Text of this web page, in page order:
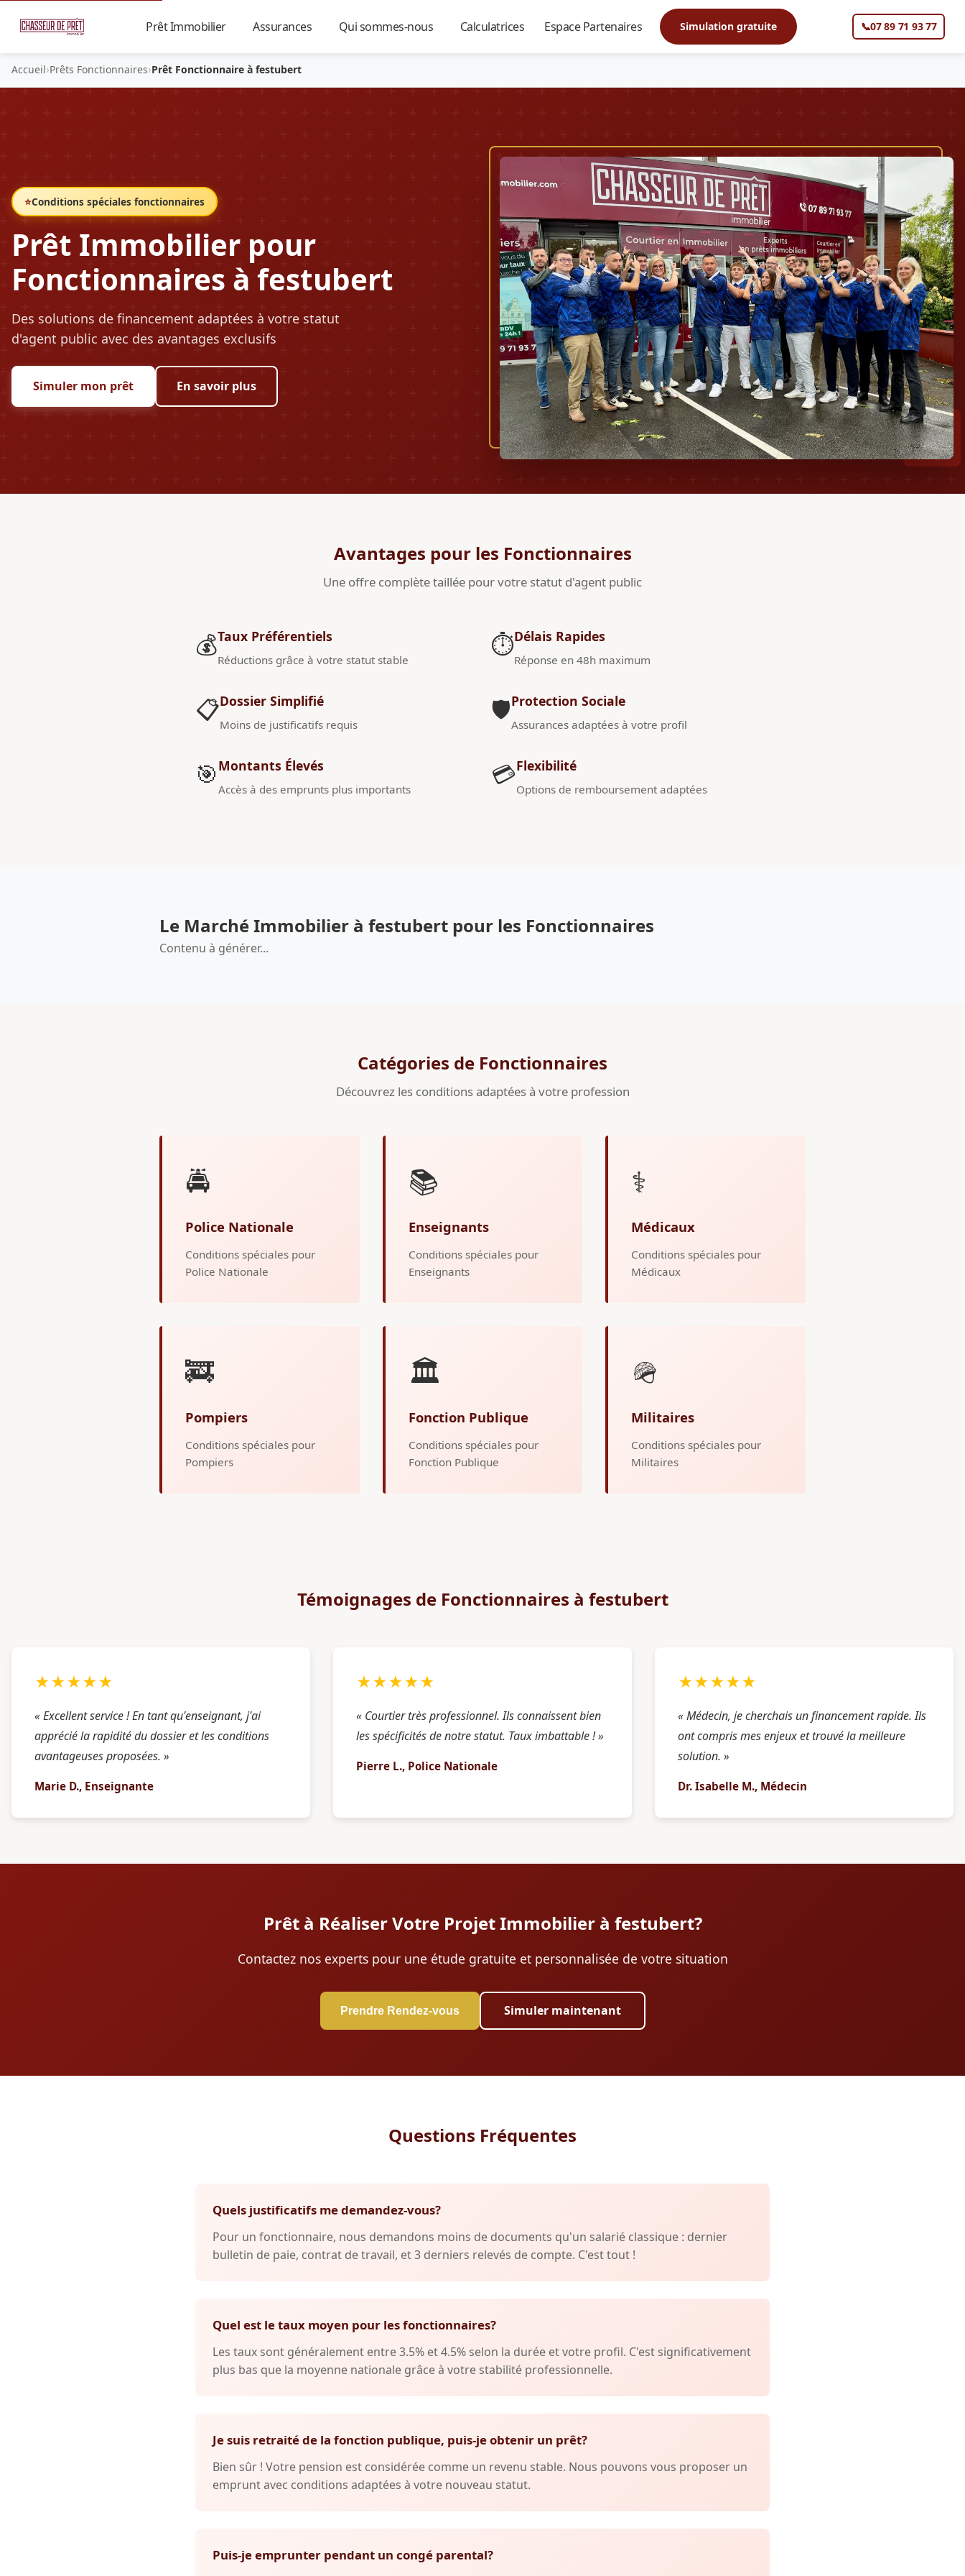
Prêt Immobilier Assurances Qui sommes-nous Calculatrices Espace Partenaires Simulation gratuite 📞07 89 71 93 77
Accueil›Prêts Fonctionnaires›Prêt Fonctionnaire à festubert
⭐Conditions spéciales fonctionnaires
Prêt Immobilier pour
Fonctionnaires à festubert
Des solutions de financement adaptées à votre statut
d'agent public avec des avantages exclusifs
Simuler mon prêt En savoir plus
Avantages pour les Fonctionnaires
Une offre complète taillée pour votre statut d'agent public
💰Taux Préférentiels
Réductions grâce à votre statut stable
📋Dossier Simplifié
Moins de justificatifs requis
🎯 Montants Élevés
Accès à des emprunts plus importants
⏱️Délais Rapides
Réponse en 48h maximum
🛡️Protection Sociale
Assurances adaptées à votre profil
💳Flexibilité
Options de remboursement adaptées
Le Marché Immobilier à festubert pour les Fonctionnaires
Contenu à générer...
Catégories de Fonctionnaires
Découvrez les conditions adaptées à votre profession
🚔
Police Nationale
Conditions spéciales pour
Police Nationale
📚
Enseignants
Conditions spéciales pour
Enseignants
⚕️
Médicaux
Conditions spéciales pour
Médicaux
🚒
Pompiers
Conditions spéciales pour
Pompiers
🏛️
Fonction Publique
Conditions spéciales pour
Fonction Publique
🪖
Militaires
Conditions spéciales pour
Militaires
Témoignages de Fonctionnaires à festubert
★★★★★
« Excellent service ! En tant qu'enseignant, j'ai
apprécié la rapidité du dossier et les conditions
avantageuses proposées. »
Marie D., Enseignante
★★★★★
« Courtier très professionnel. Ils connaissent bien
les spécificités de notre statut. Taux imbattable ! »
Pierre L., Police Nationale
★★★★★
« Médecin, je cherchais un financement rapide. Ils
ont compris mes enjeux et trouvé la meilleure
solution. »
Dr. Isabelle M., Médecin
Prêt à Réaliser Votre Projet Immobilier à festubert?
Contactez nos experts pour une étude gratuite et personnalisée de votre situation
Prendre Rendez-vous Simuler maintenant
Questions Fréquentes
Quels justificatifs me demandez-vous?
Pour un fonctionnaire, nous demandons moins de documents qu'un salarié classique : dernier
bulletin de paie, contrat de travail, et 3 derniers relevés de compte. C'est tout !
Quel est le taux moyen pour les fonctionnaires?
Les taux sont généralement entre 3.5% et 4.5% selon la durée et votre profil. C'est significativement
plus bas que la moyenne nationale grâce à votre stabilité professionnelle.
Je suis retraité de la fonction publique, puis-je obtenir un prêt?
Bien sûr ! Votre pension est considérée comme un revenu stable. Nous pouvons vous proposer un
emprunt avec conditions adaptées à votre nouveau statut.
Puis-je emprunter pendant un congé parental?